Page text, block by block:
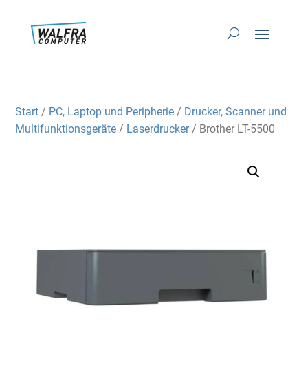
Start / PC, Laptop und Peripherie / Drucker, Scanner und
Multifunktionsgeräte / Laserdrucker/ Brother LT-5500